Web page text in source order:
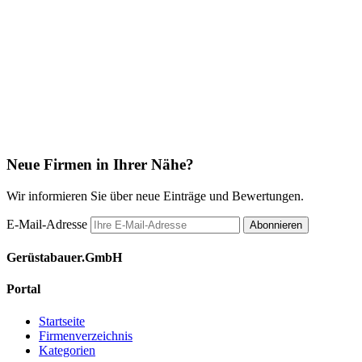
Neue Firmen in Ihrer Nähe?
Wir informieren Sie über neue Einträge und Bewertungen.
E-Mail-Adresse Abonnieren
Gerüstabauer.GmbH
Portal
Startseite
Firmenverzeichnis
Kategorien